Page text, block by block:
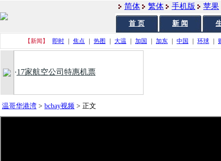
简体 繁体 手机版 苹果
首 页 新 闻
【新闻】 即时 焦点 热图 大温 加国 加东 中国 环球
·17家航空公司特惠机票
温哥华港湾 > bcbay视频 > 正文